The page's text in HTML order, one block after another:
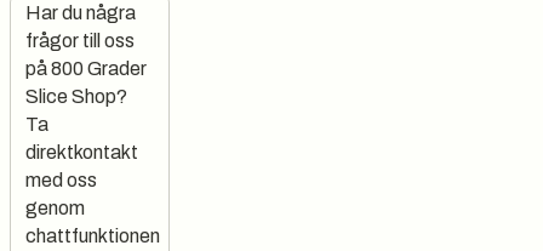
Har du några
frågor till oss
på 800 Grader
Slice Shop?
Ta
direktkontakt
med oss
genom
chattfunktionen